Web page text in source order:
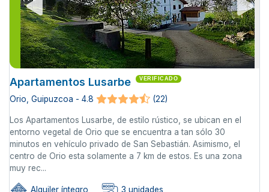
Apartamentos Lusarbe VERIFICADO
Orio, Guipuzcoa - 4.8 (22)
Los Apartamentos Lusarbe, de estilo rústico, se ubican en el
entorno vegetal de Orio que se encuentra a tan sólo 30
minutos en vehículo privado de San Sebastián. Asimismo, el
centro de Orio esta solamente a 7 km de estos. Es una zona
muy rec...
Alquiler íntegro 3 unidades